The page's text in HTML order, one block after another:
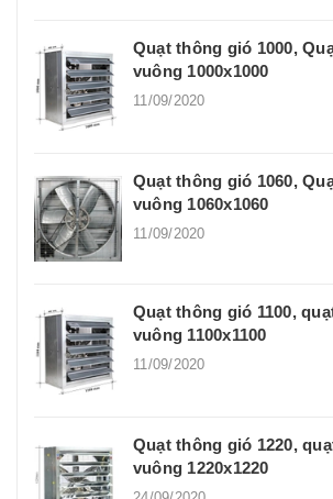
Quạt thông gió 1000,
vuông 1000x1000
11/09/2020
Quạt thông gió 1060,
vuông 1060x1060
11/09/2020
Quạt thông gió 1100,
vuông 1100x1100
11/09/2020
Quạt thông gió 1220,
vuông 1220x1220